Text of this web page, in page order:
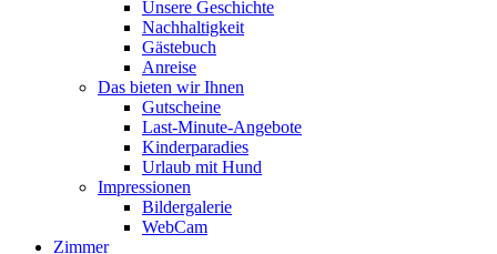
Unsere Geschichte
Nachhaltigkeit
Gästebuch
Anreise
Das bieten wir Ihnen
Gutscheine
Last-Minute-Angebote
Kinderparadies
Urlaub mit Hund
Impressionen
Bildergalerie
WebCam
Zimmer